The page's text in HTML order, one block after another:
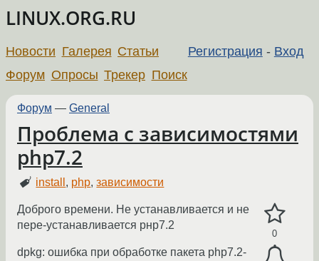
LINUX.ORG.RU
Регистрация - Вход
Новости Галерея Статьи
Форум Опросы Трекер Поиск
Форум — General
Проблема с зависимостями
php7.2
install , php,зависимости
0
Доброго времени. Не устанавливается и не
пере-устанавливается рнр7.2
dpkg: ошибка при обработке пакета php7.2-